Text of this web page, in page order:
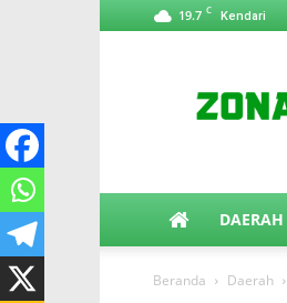
19.7 C Kendari
DAERAH
Beranda Daerah